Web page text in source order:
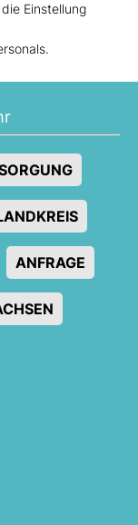
Einstellung
ANFRAGE